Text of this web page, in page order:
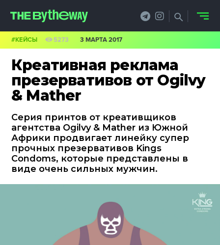
Креативная реклама
презервативов от Ogilvy
& Mather
Серия принтов от креативщиков
агентства Ogilvy & Mather из Южной
Африки продвигает линейку супер
прочных презервативов Kings
Condoms, которые представлены в
виде очень сильных мужчин.
#КЕЙСЫ 5273 3 МАРТА 2017
PRO.ОБЗОР
ФИЛОСОФИЯ
КРЕАТИВА
БИЗНЕС И
ТЕХНОЛОГИИ
ФЕСТИВАЛИ
ФОТОГРАФИЯ